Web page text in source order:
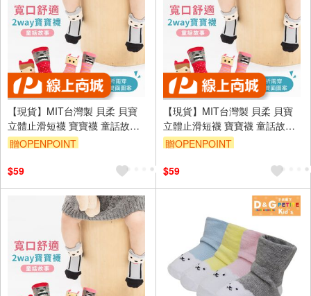
【現貨】MIT台灣製 貝柔 貝寶
立體止滑短襪 寶寶襪 童話故事
系列 HP5800/HP5802
贈OPENPOINT
$59
【現貨】MIT台灣製 貝柔 貝寶
立體止滑短襪 寶寶襪 童話故事
系列 HP5800/HP5802
贈OPENPOINT
$59